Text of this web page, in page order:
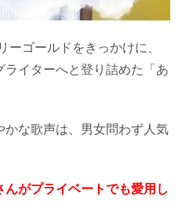
ゴールドをきっかけに、
イターへと登り詰めた「あ
な歌声は、男女問わず人気
んがプライベートでも愛用し